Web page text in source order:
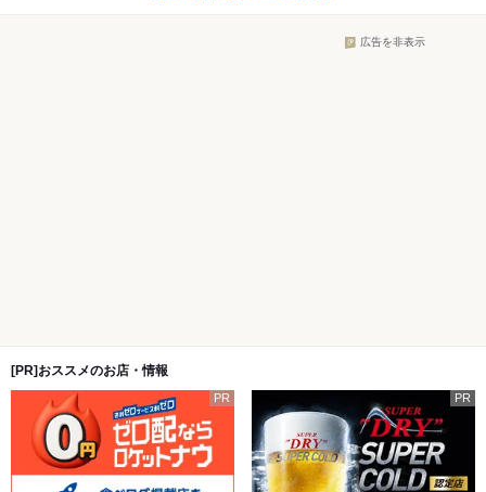
広告を非表示
[PR]おススメのお店・情報
PR PR